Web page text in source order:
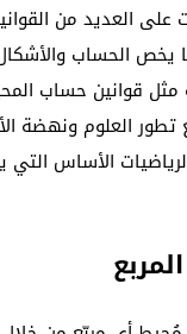
على العديد من
يخص الحساب
مثل قوانين حساب
تطور العلوم ونهضة
الأساس